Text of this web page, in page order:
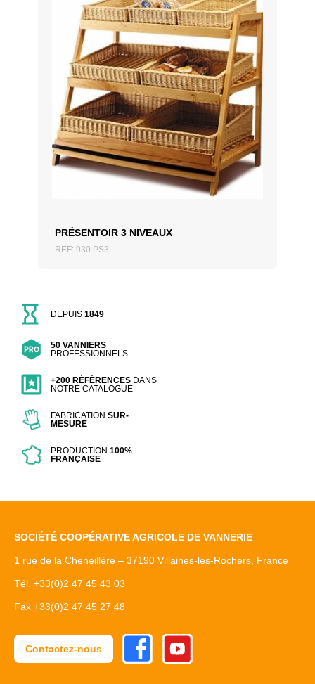
PRÉSENTOIR 3 NIVEAUX
REF: 930.PS3
AJOUTER AU DEVIS
DEPUIS1849
50 VANNIERS
PROFESSIONNELS
+200 RÉFÉRENCES DANS
NOTRE CATALOGUE
FABRICATIONSUR-
MESURE
PRODUCTION100%
FRANÇAISE
SOCIÉTÉ COOPÉRATIVE AGRICOLE DE VANNERIE
1 rue de la Cheneillère – 37190 Villaines-les-Rochers, France
Tél. +33(0)2 47 45 43 03
Fax +33(0)2 47 45 27 48
Contactez-nous
FacebookYoutube